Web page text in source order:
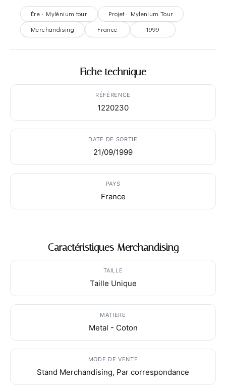
Ère · Mylènium tour
Projet · Mylenium Tour
Merchandising
France 1999
Fiche technique
RÉFÉRENCE
1220230
DATE DE SORTIE
21/09/1999
PAYS
France
Caractéristiques Merchandising
TAILLE
Taille Unique
MATIERE
Metal - Coton
MODE DE VENTE
Stand Merchandising, Par correspondance